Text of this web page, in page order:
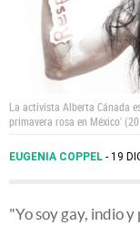
La activista Alberta Cánada
primavera rosa en México'
EUGENIA COPPEL 19
"Yo soy gay, indio